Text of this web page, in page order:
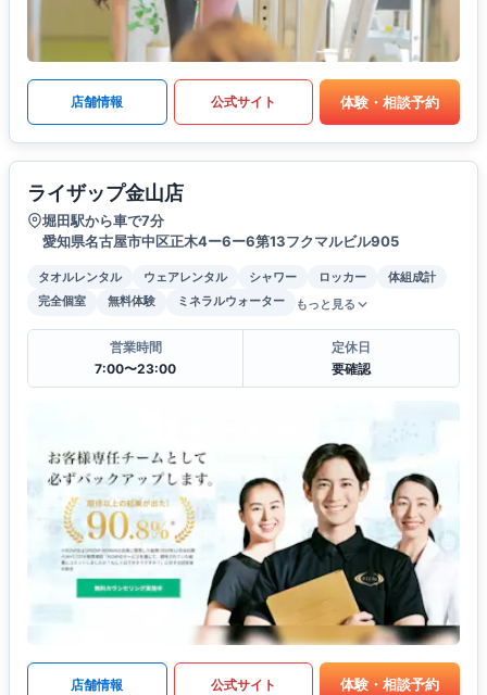
店舗情報 公式サイト 体験・相談予約
ライザップ金山店
堀田駅から車で7分
愛知県名古屋市中区正木4ー6ー6第13フクマルビル905
タオルレンタル ウェアレンタル シャワー ロッカー
体組成計
完全個室
無料体験 ミネラルウォーター もっと見る
営業時間
7:00〜23:00
定休日
要確認
店舗情報 公式サイト 体験・相談予約